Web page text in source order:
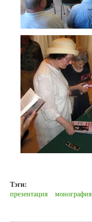
Тэги:
презентация монография